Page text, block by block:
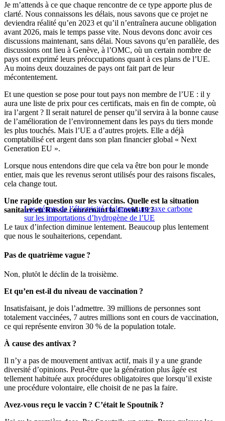
Je m’attends à ce que chaque rencontre de ce type apporte plus de
clarté. Nous connaissons les délais, nous savons que ce projet ne
deviendra réalité qu’en 2023 et qu’il n’entraînera aucune obligation
avant 2026, mais le temps passe vite. Nous devons donc avoir ces
discussions maintenant, sans délai. Nous savons qu’en parallèle, des
discussions ont lieu à Genève, à l’OMC, où un certain nombre de
pays ont exprimé leurs préoccupations quant à ces plans de l’UE.
Au moins deux douzaines de pays ont fait part de leur
mécontentement.
Et une question se pose pour tout pays non membre de l’UE : il y
aura une liste de prix pour ces certificats, mais en fin de compte, où
ira l’argent ? Il serait naturel de penser qu’il servira à la bonne cause
de l’amélioration de l’environnement dans les pays du tiers monde
les plus touchés. Mais l’UE a d’autres projets. Elle a déjà
comptabilisé cet argent dans son plan financier global « Next
Generation EU ».
Lorsque nous entendons dire que cela va être bon pour le monde
entier, mais que les revenus seront utilisés pour des raisons fiscales,
cela change tout.
Les géants de l’électricité réclament une taxe carbone
sur les importations d’hydrogène de l’UE
Une rapide question sur les vaccins. Quelle est la situation
sanitaire en Russie concernant la Covid-19 ?
Le taux d’infection diminue lentement. Beaucoup plus lentement
que nous le souhaiterions, cependant.
Pas de quatrième vague ?
Non, plutôt le déclin de la troisième.
Et qu’en est-il du niveau de vaccination ?
Insatisfaisant, je dois l’admettre. 39 millions de personnes sont
totalement vaccinées, 7 autres millions sont en cours de vaccination,
ce qui représente environ 30 % de la population totale.
À cause des antivax ?
Il n’y a pas de mouvement antivax actif, mais il y a une grande
diversité d’opinions. Peut-être que la génération plus âgée est
tellement habituée aux procédures obligatoires que lorsqu’il existe
une procédure volontaire, elle choisit de ne pas la faire.
Avez-vous reçu le vaccin ? C’était le Spoutnik ?